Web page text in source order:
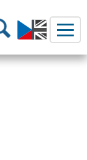
Hledání